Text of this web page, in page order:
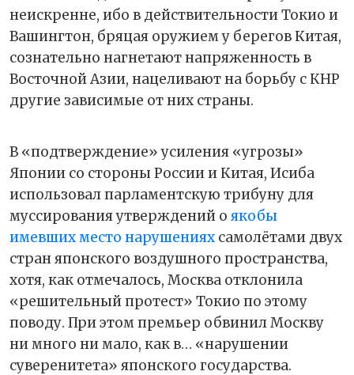
неискренне, ибо в действительности Токио и
Вашингтон, бряцая оружием у берегов Китая,
сознательно нагнетают напряженность в
Восточной Азии, нацеливают на борьбу с КНР
другие зависимые от них страны.
В «подтверждение» усиления «угрозы»
Японии со стороны России и Китая, Исиба
использовал парламентскую трибуну для
муссирования утверждений о якобы
имевших место нарушениях самолётами двух
стран японского воздушного пространства,
хотя, как отмечалось, Москва отклонила
«решительный протест» Токио по этому
поводу. При этом премьер обвинил Москву
ни много ни мало, как в… «нарушении
суверенитета» японского государства.